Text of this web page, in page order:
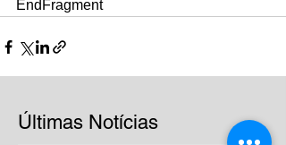
EndFragment
Últimas Notícias